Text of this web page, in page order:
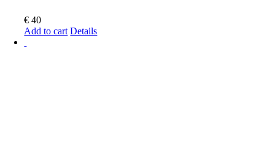
€ 40
Add to cart Details